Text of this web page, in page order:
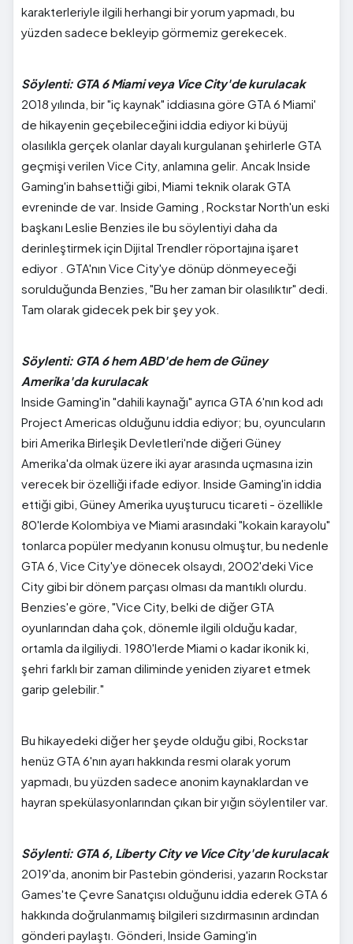
karakterleriyle ilgili herhangi bir yorum yapmadı, bu
yüzden sadece bekleyip görmemiz gerekecek.
Söylenti: GTA 6 Miami veya Vice City'de kurulacak
2018 yılında, bir "iç kaynak" iddiasına göre GTA 6 Miami'
de hikayenin geçebileceğini iddia ediyor ki büyüj
olasılıkla gerçek olanlar dayalı kurgulanan şehirlerle GTA
geçmişi verilen Vice City, anlamına gelir. Ancak Inside
Gaming'in bahsettiği gibi, Miami teknik olarak GTA
evreninde de var. Inside Gaming , Rockstar North'un eski
başkanı Leslie Benzies ile bu söylentiyi daha da
derinleştirmek için Dijital Trendler röportajına işaret
ediyor . GTA'nın Vice City'ye dönüp dönmeyeceği
sorulduğunda Benzies, "Bu her zaman bir olasılıktır" dedi.
Tam olarak gidecek pek bir şey yok.
Söylenti: GTA 6 hem ABD'de hem de Güney
Amerika'da kurulacak
Inside Gaming'in "dahili kaynağı" ayrıca GTA 6'nın kod adı
Project Americas olduğunu iddia ediyor; bu, oyuncuların
biri Amerika Birleşik Devletleri'nde diğeri Güney
Amerika'da olmak üzere iki ayar arasında uçmasına izin
verecek bir özelliği ifade ediyor. Inside Gaming'in iddia
ettiği gibi, Güney Amerika uyuşturucu ticareti - özellikle
80'lerde Kolombiya ve Miami arasındaki "kokain karayolu"
tonlarca popüler medyanın konusu olmuştur, bu nedenle
GTA 6, Vice City'ye dönecek olsaydı, 2002'deki Vice
City gibi bir dönem parçası olması da mantıklı olurdu.
Benzies'e göre, "Vice City, belki de diğer GTA
oyunlarından daha çok, dönemle ilgili olduğu kadar,
ortamla da ilgiliydi. 1980'lerde Miami o kadar ikonik ki,
şehri farklı bir zaman diliminde yeniden ziyaret etmek
garip gelebilir."
Bu hikayedeki diğer her şeyde olduğu gibi, Rockstar
henüz GTA 6'nın ayarı hakkında resmi olarak yorum
yapmadı, bu yüzden sadece anonim kaynaklardan ve
hayran spekülasyonlarından çıkan bir yığın söylentiler var.
Söylenti: GTA 6, Liberty City ve Vice City'de kurulacak
2019'da, anonim bir Pastebin gönderisi, yazarın Rockstar
Games'te Çevre Sanatçısı olduğunu iddia ederek GTA 6
hakkında doğrulanmamış bilgileri sızdırmasının ardından
gönderi paylaştı. Gönderi, Inside Gaming'in